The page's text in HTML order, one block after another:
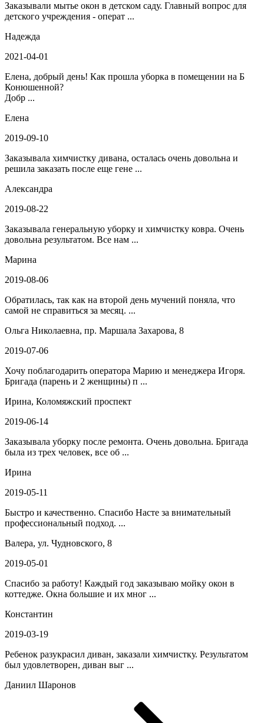
Заказывали мытье окон в детском саду. Главный вопрос для
детского учреждения - операт ...
Надежда
2021-04-01
Елена, добрый день! Как прошла уборка в помещении на Б
Конюшенной?
Добр ...
Елена
2019-09-10
Заказывала химчистку дивана, осталась очень довольна и
решила заказать после еще гене ...
Александра
2019-08-22
Заказывала генеральную уборку и химчистку ковра. Очень
довольна результатом. Все нам ...
Марина
2019-08-06
Обратилась, так как на второй день мучений поняла, что
самой не справиться за месяц. ...
Ольга Николаевна, пр. Маршала Захарова, 8
2019-07-06
Хочу поблагодарить оператора Марию и менеджера Игоря.
Бригада (парень и 2 женщины) п ...
Ирина, Коломяжский проспект
2019-06-14
Заказывала уборку после ремонта. Очень довольна. Бригада
была из трех человек, все об ...
Ирина
2019-05-11
Быстро и качественно. Спасибо Насте за внимательный
профессиональный подход. ...
Валера, ул. Чудновского, 8
2019-05-01
Спасибо за работу! Каждый год заказываю мойку окон в
коттедже. Окна большие и их мног ...
Константин
2019-03-19
Ребенок разукрасил диван, заказали химчистку. Результатом
был удовлетворен, диван выг ...
Даниил Шаронов